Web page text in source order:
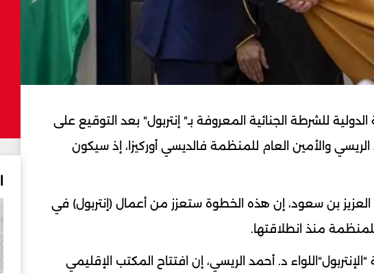
للشرطة الجنائية المعروفة بـ" إنتربول" بعد التوقيع على
والأمين العام للمنظمة فالديسي أوركيزا، إذ سيكون
العزيز بن سعود، إن هذه الخطوة ستعزز من أعمال (إنتربول) في
منذ انطلاقتها.
د. أحمد الريسي، إن افتتاح المكتب الإقليمي